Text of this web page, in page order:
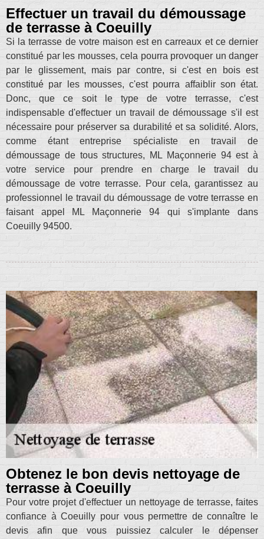
Effectuer un travail du démoussage
de terrasse à Coeuilly
Si la terrasse de votre maison est en carreaux et ce dernier
constitué par les mousses, cela pourra provoquer un danger
par le glissement, mais par contre, si c'est en bois est
constitué par les mousses, c'est pourra affaiblir son état.
Donc, que ce soit le type de votre terrasse, c'est
indispensable d'effectuer un travail de démoussage s'il est
nécessaire pour préserver sa durabilité et sa solidité. Alors,
comme étant entreprise spécialiste en travail de
démoussage de tous structures, ML Maçonnerie 94 est à
votre service pour prendre en charge le travail du
démoussage de votre terrasse. Pour cela, garantissez au
professionnel le travail du démoussage de votre terrasse en
faisant appel ML Maçonnerie 94 qui s'implante dans
Coeuilly 94500.
Obtenez le bon devis nettoyage de
terrasse à Coeuilly
Pour votre projet d'effectuer un nettoyage de terrasse, faites
confiance à Coeuilly pour vous permettre de connaître le
devis afin que vous puissiez calculer le dépenser